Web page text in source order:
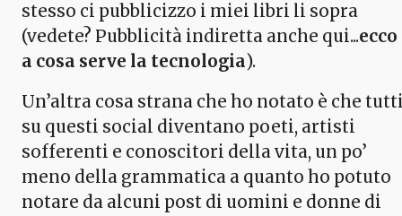
stesso ci pubblicizzo i miei libri li sopra
(vedete? Pubblicità indiretta anche qui...ecco
a cosa serve la tecnologia).
Un’altra cosa strana che ho notato è che
su questi social diventano poeti, artisti
sofferenti e conoscitori della vita, un po’
meno della grammatica a quanto ho potuto
notare da alcuni post di uomini e donne di